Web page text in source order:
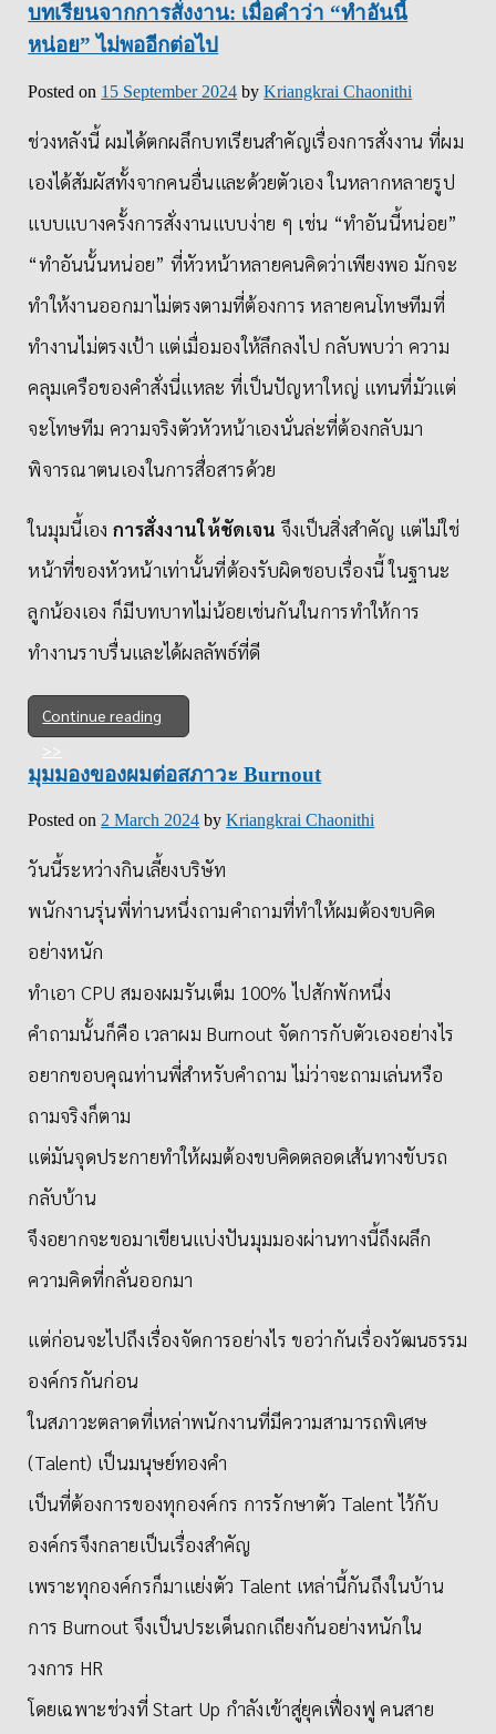
บทเรียนจากการสั่งงาน: เมื่อคำว่า “ทำอันนี้
หน่อย” ไม่พออีกต่อไป
Posted on 15 September 2024 byKriangkrai Chaonithi
ช่วงหลังนี้ ผมได้ตกผลึกบทเรียนสำคัญเรื่องการสั่งงาน ที่ผม
เองได้สัมผัสทั้งจากคนอื่นและด้วยตัวเอง ในหลากหลายรูป
แบบแบางครั้งการสั่งงานแบบง่าย ๆ เช่น “ทำอันนี้หน่อย”
“ทำอันนั้นหน่อย” ที่หัวหน้าหลายคนคิดว่าเพียงพอ มักจะ
ทำให้งานออกมาไม่ตรงตามที่ต้องการ หลายคนโทษทีมที่
ทำงานไม่ตรงเป้า แต่เมื่อมองให้ลึกลงไป กลับพบว่า ความ
คลุมเครือของคำสั่งนี่แหละ ที่เป็นปัญหาใหญ่ แทนที่มัวแต่
จะโทษทีม ความจริงตัวหัวหน้าเองนั่นล่ะที่ต้องกลับมา
พิจารณาตนเองในการสื่อสารด้วย
ในมุมนี้เอง การสั่งงานให้ชัดเจน จึงเป็นสิ่งสำคัญ แต่ไม่ใช่
หน้าที่ของหัวหน้าเท่านั้นที่ต้องรับผิดชอบเรื่องนี้ ในฐานะ
ลูกน้องเอง ก็มีบทบาทไม่น้อยเช่นกันในการทำให้การ
ทำงานราบรื่นและได้ผลลัพธ์ที่ดี
Continue reading
มุมมองของผมต่อสภาวะ Burnout
Posted on 2 March 2024 byKriangkrai Chaonithi
วันนี้ระหว่างกินเลี้ยงบริษัท
พนักงานรุ่นพี่ท่านหนึ่งถามคำถามที่ทำให้ผมต้องขบคิด
อย่างหนัก
ทำเอา CPU สมองผมรันเต็ม 100% ไปสักพักหนึ่ง
คำถามนั้นก็คือ เวลาผม Burnout จัดการกับตัวเองอย่างไร
อยากขอบคุณท่านพี่สำหรับคำถาม ไม่ว่าจะถามเล่นหรือ
ถามจริงก็ตาม
แต่มันจุดประกายทำให้ผมต้องขบคิดตลอดเส้นทางขับรถ
กลับบ้าน
จึงอยากจะขอมาเขียนแบ่งปันมุมมองผ่านทางนี้ถึงผลึก
ความคิดที่กลั่นออกมา
แต่ก่อนจะไปถึงเรื่องจัดการอย่างไร ขอว่ากันเรื่องวัฒนธรรม
องค์กรกันก่อน
ในสภาวะตลาดที่เหล่าพนักงานที่มีความสามารถพิเศษ
(Talent) เป็นมนุษย์ทองคำ
เป็นที่ต้องการของทุกองค์กร การรักษาตัว Talent ไว้กับ
องค์กรจึงกลายเป็นเรื่องสำคัญ
เพราะทุกองค์กรก็มาแย่งตัว Talent เหล่านี้กันถึงในบ้าน
การ Burnout จึงเป็นประเด็นถกเถียงกันอย่างหนักใน
วงการ HR
โดยเฉพาะช่วงที่ Start Up กำลังเข้าสู่ยุคเฟื่องฟู คนสาย